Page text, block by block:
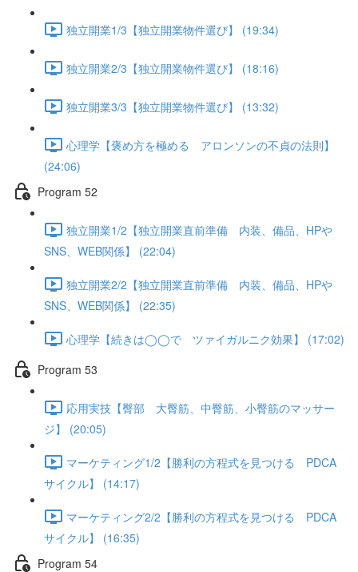
独立開業1/3【独立開業物件選び】 (19:34)
独立開業2/3【独立開業物件選び】 (18:16)
独立開業3/3【独立開業物件選び】 (13:32)
心理学【褒め方を極める アロンソンの不貞の法則】
(24:06)
Program 52
独立開業1/2【独立開業直前準備 内装、備品、HPや
SNS、WEB関係】 (22:04)
独立開業2/2【独立開業直前準備 内装、備品、HPや
SNS、WEB関係】 (22:35)
心理学【続きは◯◯で ツァイガルニク効果】 (17:02)
Program 53
応用実技【臀部 大臀筋、中臀筋、小臀筋のマッサー
ジ】 (20:05)
マーケティング1/2【勝利の方程式を見つける PDCA
サイクル】 (14:17)
マーケティング2/2【勝利の方程式を見つける PDCA
サイクル】 (16:35)
Program 54